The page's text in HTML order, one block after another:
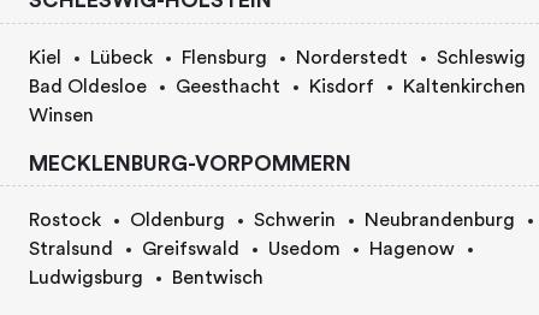
Kiel Lübeck Flensburg Norderstedt
Schleswig
Bad Oldesloe
Geesthacht Kisdorf
Kaltenkirchen
Winsen
MECKLENBURG-VORPOMMERN
Rostock Oldenburg Schwerin
Neubrandenburg
Stralsund
Greifswald Usedom
Hagenow
Ludwigsburg
Bentwisch